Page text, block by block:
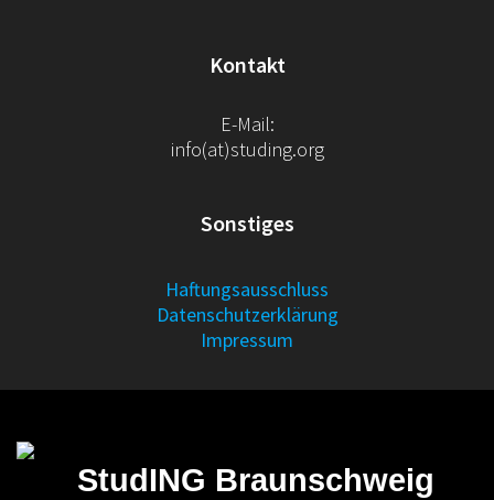
Kontakt
E-Mail:
info(at)studing.org
Sonstiges
Haftungsausschluss
Datenschutz­erklärung
Impressum